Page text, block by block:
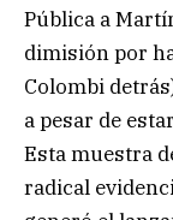
Pública a
dimisión por
Colombi
a pesar de
Esta muestra
radical